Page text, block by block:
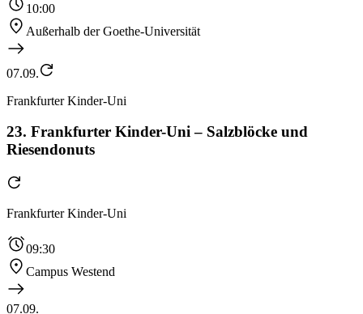
10:00
Außerhalb der Goethe-Universität
07.09.
Frankfurter Kinder-Uni
23. Frankfurter Kinder-Uni – Salzblöcke und
Riesendonuts
Frankfurter Kinder-Uni
09:30
Campus Westend
07.09.